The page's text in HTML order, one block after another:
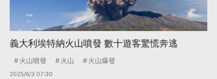
義大利埃特納火山噴發 數十遊客驚慌奔逃
火山噴發 火山 火山爆發
2025/6/3 07:30